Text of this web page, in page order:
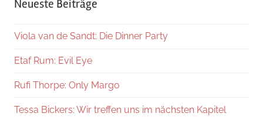
Neueste Beiträge
Viola van de Sandt: Die Dinner Party
Etaf Rum: Evil Eye
Rufi Thorpe: Only Margo
Tessa Bickers: Wir treffen uns im nächsten Kapitel